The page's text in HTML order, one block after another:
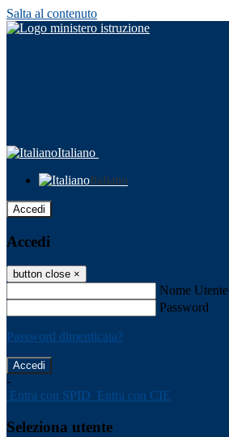
Salta al contenuto
Italiano
Italiano
Accedi
Accedi
button close ×
Nome Utente
Password
Password dimenticata?
-
Entra con SPID Entra con CIE
Seleziona utente